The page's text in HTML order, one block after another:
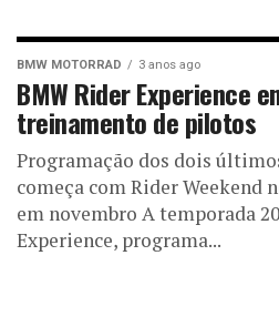
BMW MOTORRAD 3 anos ago
BMW Rider Experience
treinamento de pilotos
Programação dos dois
começa com Rider Weekend
em novembro A temporada
Experience, programa...